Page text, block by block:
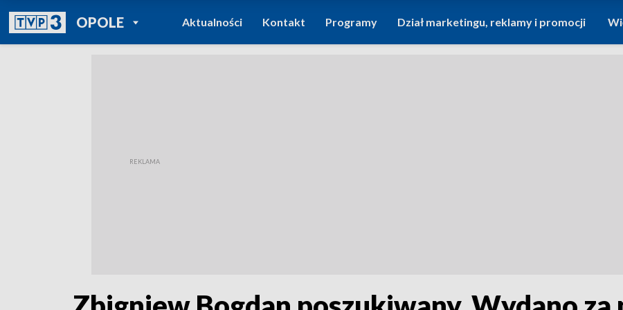
OPOLEPOWRÓT DO
TVP REGIONY
Aktualności Kontakt Programy Dział marketingu, reklamy i promocji